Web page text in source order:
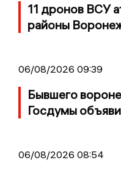
11 дронов ВСУ
районы
06/08/2026 09:39
Бывшего
Госдумы
06/08/2026 08:54